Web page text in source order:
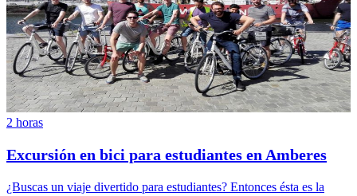
2 horas
Excursión en bici para estudiantes en Amberes
¿Buscas un viaje divertido para estudiantes? Entonces ésta es la